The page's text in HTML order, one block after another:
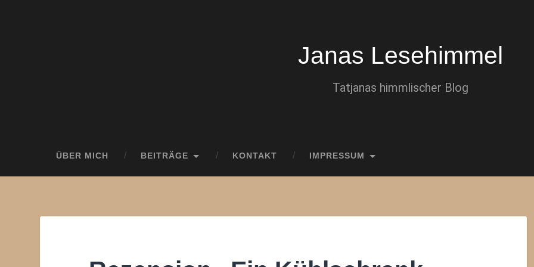
Janas Lesehimmel
Tatjanas himmlischer Blog
ÜBER MICH BEITRÄGE KONTAKT IMPRESSUM